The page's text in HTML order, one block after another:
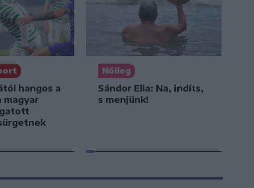
hangos a
magyar
Nőileg
Sándor Ella: Na, indíts,
s menjünk!